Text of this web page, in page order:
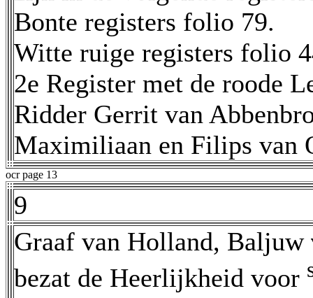
Bonte registers folio 79.
Witte ruige registers folio
2e Register met de roode
Ridder Gerrit van
Maximiliaan en Filips van
ocr page 13
9
Graaf van Holland, Baljuw
bezat de Heerlijkheid voor